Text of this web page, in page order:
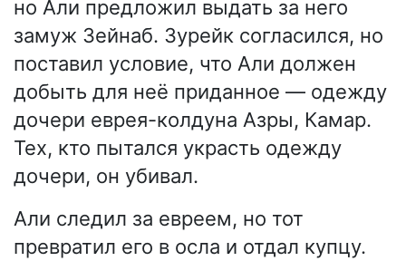
но Али предложил выдать за него
замуж Зейнаб. Зурейк согласился, но
поставил условие, что Али должен
добыть для неё приданное — одежду
дочери еврея-колдуна Азры, Камар.
Тех, кто пытался украсть одежду
дочери, он убивал.
Али следил за евреем, но тот
превратил его в осла и отдал купцу.